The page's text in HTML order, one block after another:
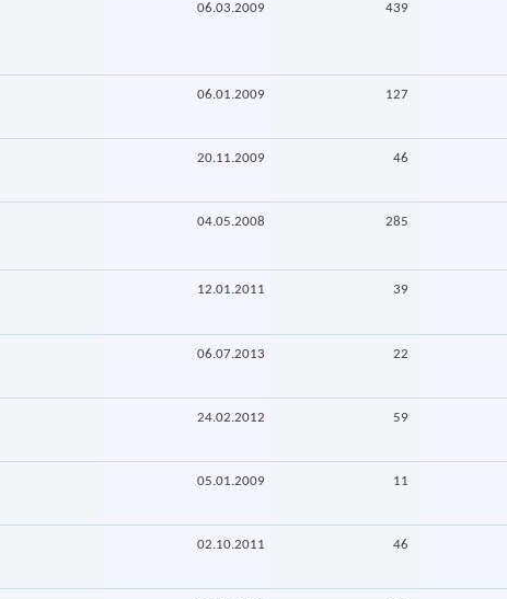
06.03.2009 439
06.01.2009 127
20.11.2009 46
04.05.2008 285
12.01.2011 39
06.07.2013 22
24.02.2012 59
05.01.2009 11
02.10.2011 46